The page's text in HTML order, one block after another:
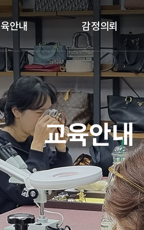
안내
스안내
교육과목
갤러리
후기
금결제
감정의뢰
감정절차
감정의뢰
기업체 감정의뢰
국가기관 감정의뢰
정품인증카드
가품소견서
졸업생공간(정보공유)
교육안내